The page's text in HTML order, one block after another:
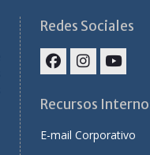
Redes Sociales
Recursos
E-mail Corporativo